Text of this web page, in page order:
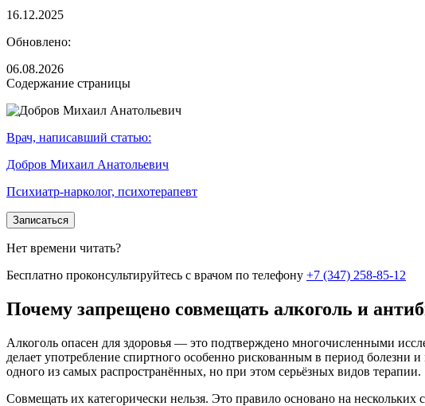
16.12.2025
Обновлено:
06.08.2026
Содержание страницы
Врач, написавший статью:
Добров Михаил Анатольевич
Психиатр-нарколог, психотерапевт
Записаться
Нет времени читать?
Бесплатно проконсультируйтесь с врачом по телефону +7 (347) 258-85-12
Почему запрещено совмещать алкоголь и
Алкоголь опасен для здоровья — это подтверждено многочисленными
делает употребление спиртного особенно рискованным в период
одного из самых распространённых, но при этом серьёзных видов терапии.
Совмещать их категорически нельзя. Это правило основано на нескольких